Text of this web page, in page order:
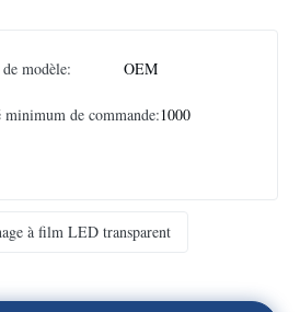
modèle: OEM
minimum de commande:1000
à film LED transparent